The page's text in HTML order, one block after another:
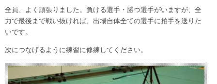
全員、よく頑張りました。負ける選手・勝つ選手がいますが、全
力で最後まで戦い抜ければ、出場自体全ての選手に拍手を送りた
いです。
次につなげるように練習に修練してください。